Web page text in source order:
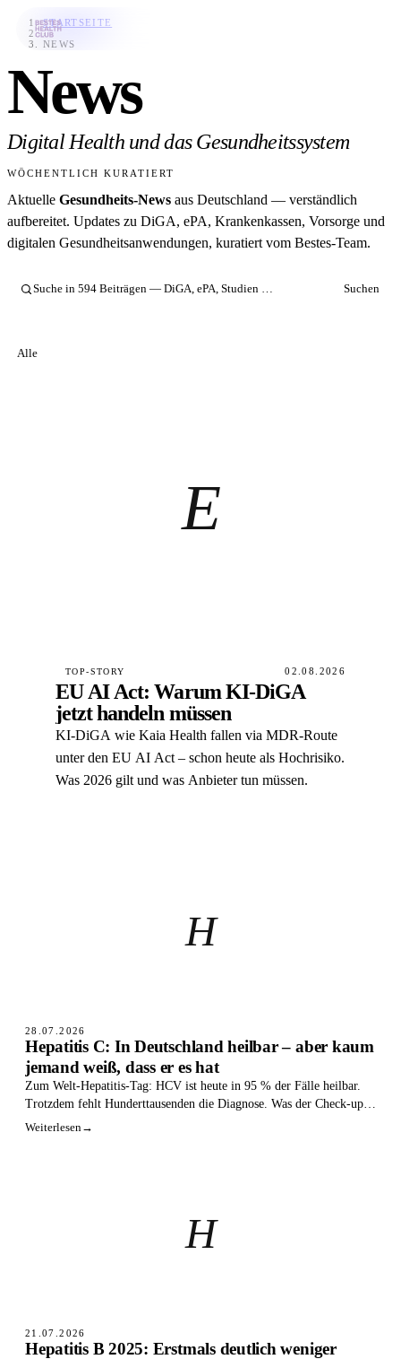
Datenbank
News
Über uns
Jetzt downloaden
STARTSEITE
›
NEWS
News
Digital Health und das Gesundheitssystem
WÖCHENTLICH KURATIERT
Aktuelle Gesundheits-News aus Deutschland — verständlich
aufbereitet. Updates zu DiGA, ePA, Krankenkassen, Vorsorge und
digitalen Gesundheitsanwendungen, kuratiert vom Bestes-Team.
Suchen
Alle
E
TOP-STORY 02.08.2026
EU AI Act: Warum KI-DiGA
jetzt handeln müssen
KI-DiGA wie Kaia Health fallen via MDR-Route
unter den EU AI Act – schon heute als Hochrisiko.
Was 2026 gilt und was Anbieter tun müssen.
H
28.07.2026
Hepatitis C: In Deutschland heilbar – aber kaum
jemand weiß, dass er es hat
Zum Welt-Hepatitis-Tag: HCV ist heute in 95 % der Fälle heilbar.
Trotzdem fehlt Hunderttausenden die Diagnose. Was der Check-up
35 bringt.
Weiterlesen→
H
21.07.2026
Hepatitis B 2025: Erstmals deutlich weniger